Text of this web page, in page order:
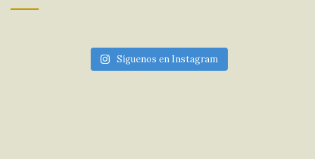
Síguenos en Instagram